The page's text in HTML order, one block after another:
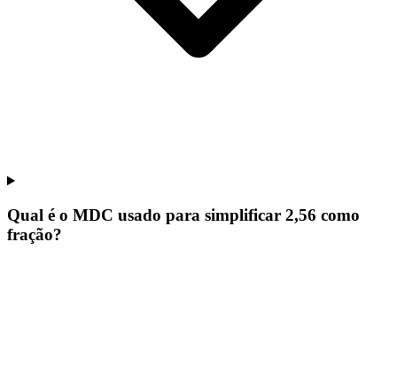
Qual é o MDC usado para simplificar 2,56 como
fração?